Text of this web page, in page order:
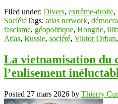
Filed under: Divers, extrême-droite,
SociétéTags: atlas network,
fascisme, géopolitique, Hongrie,
Atlas, Russie, société, Viktor Orban,
La vietnamisation du
l’enlisement
Posted 27 mars 2026 by Thierry